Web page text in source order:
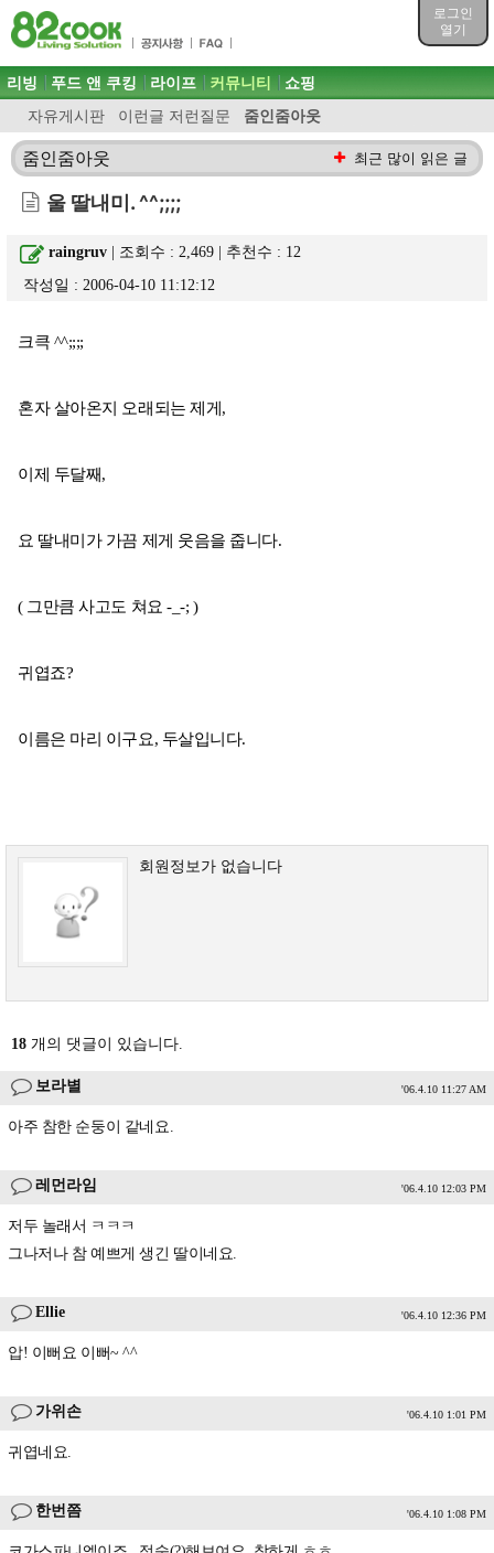
로그인
열기
목차
주메뉴 바로가기
컨텐츠 바로가기
검색 바로가기
로그인 바로가기
주메뉴
리빙 푸드 앤 쿠킹 라이프 커뮤니티
자유게시판 이런글 저런질문 줌인줌아웃
쇼핑
줌인줌아웃 최근 많이 읽은 글
울 딸내미. ^^;;;;
raingruv | 조회수 : 2,469 | 추천수 : 12
작성일 : 2006-04-10 11:12:12
크큭 ^^;;;;
혼자 살아온지 오래되는 제게,
이제 두달째,
요 딸내미가 가끔 제게 웃음을 줍니다.
( 그만큼 사고도 쳐요 -_-; )
귀엽죠?
이름은 마리 이구요, 두살입니다.
회원정보가 없습니다
18 개의 댓글이 있습니다.
보라별 '06.4.10 11:27 AM
아주 참한 순둥이 같네요.
레먼라임 '06.4.10 12:03 PM
저두 놀래서 ㅋㅋㅋ
그나저나 참 예쁘게 생긴 딸이네요.
Ellie '06.4.10 12:36 PM
압! 이뻐요 이뻐~ ^^
가위손 '06.4.10 1:01 PM
귀엽네요.
한번쯤 '06.4.10 1:08 PM